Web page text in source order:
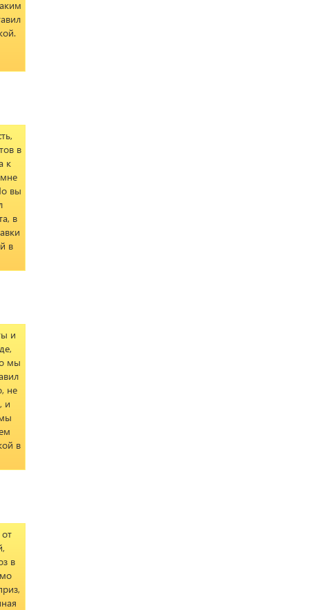
в
к
вы
в
в
и
мы
не
и
в
в